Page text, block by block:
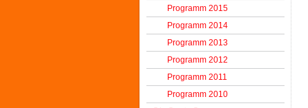
Programm 2015
Programm 2014
Programm 2013
Programm 2012
Programm 2011
Programm 2010